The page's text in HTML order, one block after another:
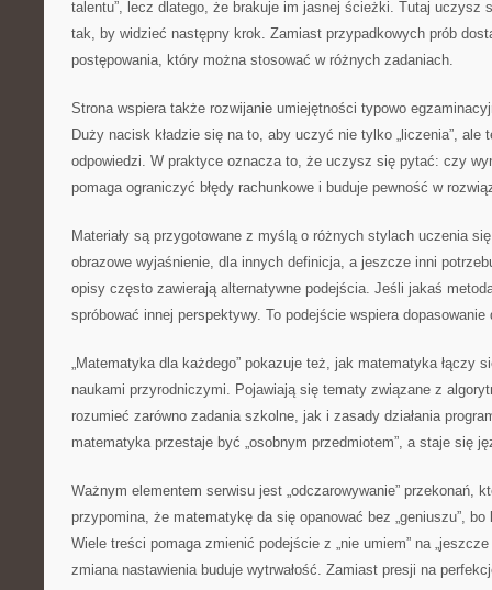
talentu”, lecz dlatego, że brakuje im jasnej ścieżki. Tutaj uczysz
tak, by widzieć następny krok. Zamiast przypadkowych prób
postępowania, który można stosować w różnych zadaniach.
Strona wspiera także rozwijanie umiejętności typowo
Duży nacisk kładzie się na to, aby uczyć nie tylko „liczenia”, ale
odpowiedzi. W praktyce oznacza to, że uczysz się pytać: czy
pomaga ograniczyć błędy rachunkowe i buduje pewność w
Materiały są przygotowane z myślą o różnych stylach uczenia
obrazowe wyjaśnienie, dla innych definicja, a jeszcze inni
opisy często zawierają alternatywne podejścia. Jeśli jakaś
spróbować innej perspektywy. To podejście wspiera dopasowanie
„Matematyka dla każdego” pokazuje też, jak matematyka łączy
naukami przyrodniczymi. Pojawiają się tematy związane z
rozumieć zarówno zadania szkolne, jak i zasady działania
matematyka przestaje być „osobnym przedmiotem”, a staje się
Ważnym elementem serwisu jest „odczarowywanie” przekonań,
przypomina, że matematykę da się opanować bez „geniuszu”,
Wiele treści pomaga zmienić podejście z „nie umiem” na
zmiana nastawienia buduje wytrwałość. Zamiast presji na